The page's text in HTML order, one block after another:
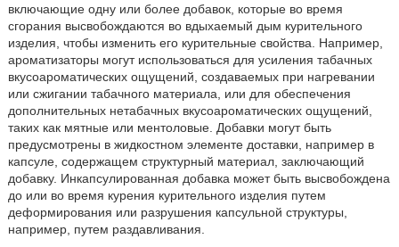
включающие одну или более добавок, которые во время
сгорания высвобождаются во вдыхаемый дым курительного
изделия, чтобы изменить его курительные свойства. Например,
ароматизаторы могут использоваться для усиления табачных
вкусоароматических ощущений, создаваемых при нагревании
или сжигании табачного материала, или для обеспечения
дополнительных нетабачных вкусоароматических ощущений,
таких как мятные или ментоловые. Добавки могут быть
предусмотрены в жидкостном элементе доставки, например в
капсуле, содержащем структурный материал, заключающий
добавку. Инкапсулированная добавка может быть высвобождена
до или во время курения курительного изделия путем
деформирования или разрушения капсульной структуры,
например, путем раздавливания.